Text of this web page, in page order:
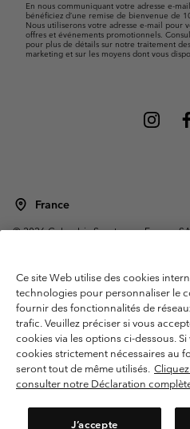
En nous communiquant votre adresse e-
bénéficiez d’une remise de bienvenue de
Nous utiliserons votre adresse e-mail pour
offres et événements promotionnels.
pour plus de détails sur notre traitement
marketing et sur les moyens dont vous
France
©2026Columbia Sportswear Europe
Garanties Légales
Politique de
Conditions d'utilisation - Membres
Conditions D'utilisation - Contenu
Cookies
Public CBCR
Service client: Lun - Sam de 9h à 13h
Ce site Web utilise des cookies
technologies pour personnaliser le
fournir des fonctionnalités de
trafic. Veuillez préciser si vous
cookies via les options ci-dessous.
cookies strictement nécessaires au
seront tout de même utilisés.
consulter notre Déclaration
J’accepte
Veuillez sélectionner
votre
Achats en
United States